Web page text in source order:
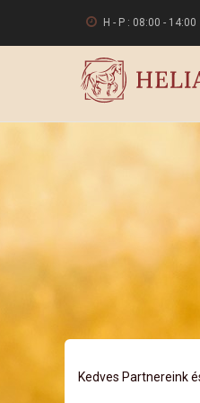
H - P : 08:00 - 14:00
Kedves Partnereink